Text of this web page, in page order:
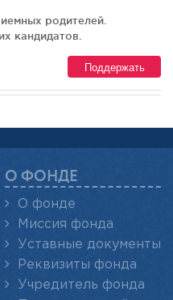
родителей.
кандидатов.
Поддержать
О ФОНДЕ
О фонде
Миссия фонда
Уставные документы
Реквизиты фонда
Учредитель фонда